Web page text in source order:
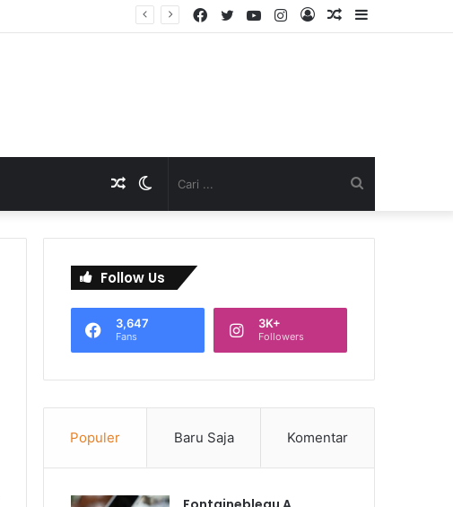
Sidebar
Artikel
Log
Instagram
YouTube
Twitter
Facebook
...
Switch
skin
Artikel
Acak
Follow Us
3,647
Fans
3K+
Followers
Populer Baru Saja Komentar